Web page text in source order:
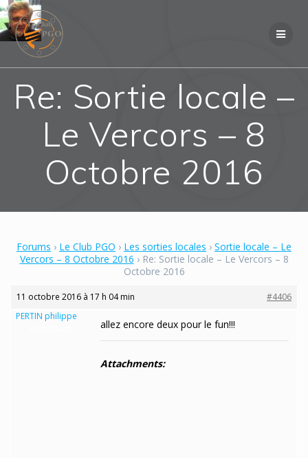
Re: Sortie locale –
Le Vercors – 8
Octobre 2016
Forums › Le Club PGO › Les sorties locales › Sortie locale – Le
Vercors – 8 Octobre 2016 › Re: Sortie locale – Le Vercors – 8
Octobre 2016
11 octobre 2016 à 17 h 04 min
#4406
PERTIN philippe
allez encore deux pour le fun!!!
Attachments: